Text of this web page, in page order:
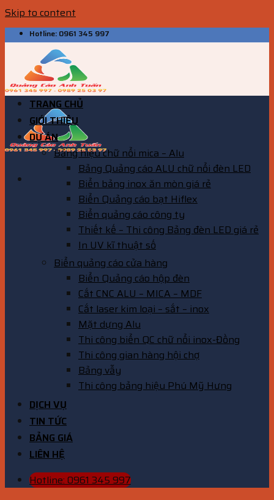
Skip to content
Hotline: 0961 345 997
TRANG CHỦ
GIỚI THIỆU
DỰ ÁN
Bảng hiệu chữ nổi mica – Alu
Bảng Quảng cáo ALU chữ nổi đèn LED
Biển bảng inox ăn mòn giá rẻ
Biển Quảng cáo bạt Hiflex
Biển quảng cáo công ty
Thiết kế – Thi công Bảng đèn LED giá rẻ
In UV kĩ thuật số
Biển quảng cáo cửa hàng
Biển Quảng cáo hộp đèn
Cắt CNC ALU – MICA – MDF
Cắt laser kim loại – sắt – inox
Mặt dựng Alu
Thi công biển QC chữ nổi inox-Đồng
Thi công gian hàng hội chợ
Bảng vẫy
Thi công bảng hiệu Phú Mỹ Hưng
DỊCH VỤ
TIN TỨC
BẢNG GIÁ
LIÊN HỆ
Hotline: 0961 345 997